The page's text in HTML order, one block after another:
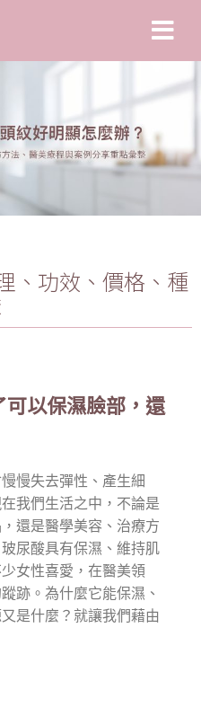
、功效、價格、種
以保濕臉部，還
慢失去彈性、產生細
我們生活之中，不論是
還是醫學美容、治療方
尿酸具有保濕、維持肌
女性喜愛，在醫美領
跡。為什麼它能保濕、
是什麼？就讓我們藉由